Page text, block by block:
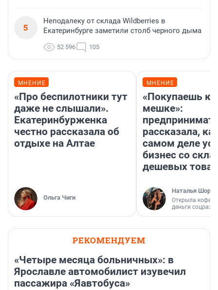
5
Неподалеку от склада Wildberries в
Екатеринбурге заметили столб черного дыма
52 596 105
МНЕНИЕ
«Про беспилотники тут
даже не слышали».
Екатеринбурженка
честно рассказала об
отдыхе на Алтае
Ольга Чиги
МНЕНИЕ
«Покупаешь
мешке»:
рассказала,
самом деле
бизнес со
дешевых
Наталья
Открыла
деньги
РЕКОМЕНДУЕМ
«Четыре месяца больничных»: в
Ярославле автомобилист изувечил
пассажира «Яавтобуса»